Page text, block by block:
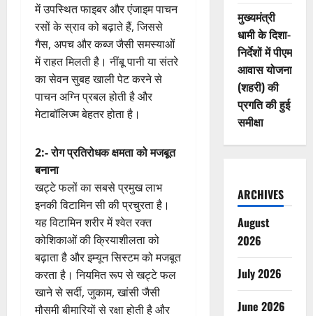
में उपस्थित फाइबर और एंजाइम पाचन
रसों के स्राव को बढ़ाते हैं, जिससे
गैस, अपच और कब्ज जैसी समस्याओं
में राहत मिलती है। नींबू पानी या संतरे
का सेवन सुबह खाली पेट करने से
पाचन अग्नि प्रबल होती है और
मेटाबॉलिज्म बेहतर होता है।
2:- रोग प्रतिरोधक क्षमता को मजबूत
बनाना
खट्टे फलों का सबसे प्रमुख लाभ
इनकी विटामिन सी की प्रचुरता है।
यह विटामिन शरीर में श्वेत रक्त
कोशिकाओं की क्रियाशीलता को
बढ़ाता है और इम्यून सिस्टम को मजबूत
करता है। नियमित रूप से खट्टे फल
खाने से सर्दी, जुकाम, खांसी जैसी
मौसमी बीमारियों से रक्षा होती है और
मुख्यमंत्री
धामी के दिशा-
निर्देशों में पीएम
आवास योजना
(शहरी) की
प्रगति की हुई
समीक्षा
ARCHIVES
August
2026
July 2026
June 2026